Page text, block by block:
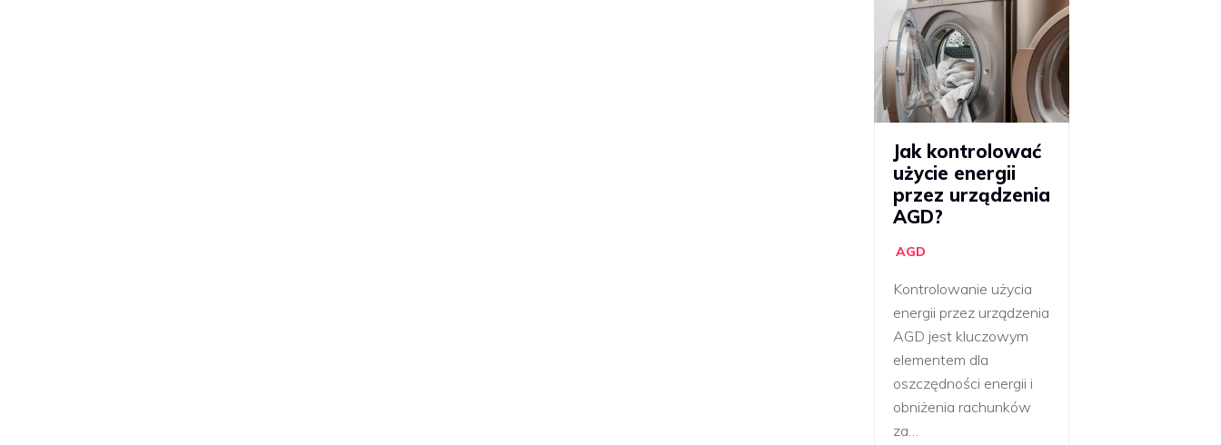
Jak kontrolować
użycie energii
przez urządzenia
AGD?
AGD
Kontrolowanie użycia
energii przez urządzenia
AGD jest kluczowym
elementem dla
oszczędności energii i
obniżenia rachunków
za…